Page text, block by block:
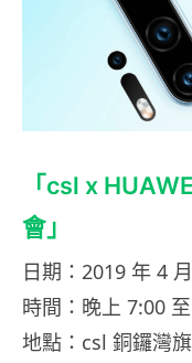
「csl x
會」
日期：2019 年 4
時間：晚上 7:00
地點：csl 銅鑼灣